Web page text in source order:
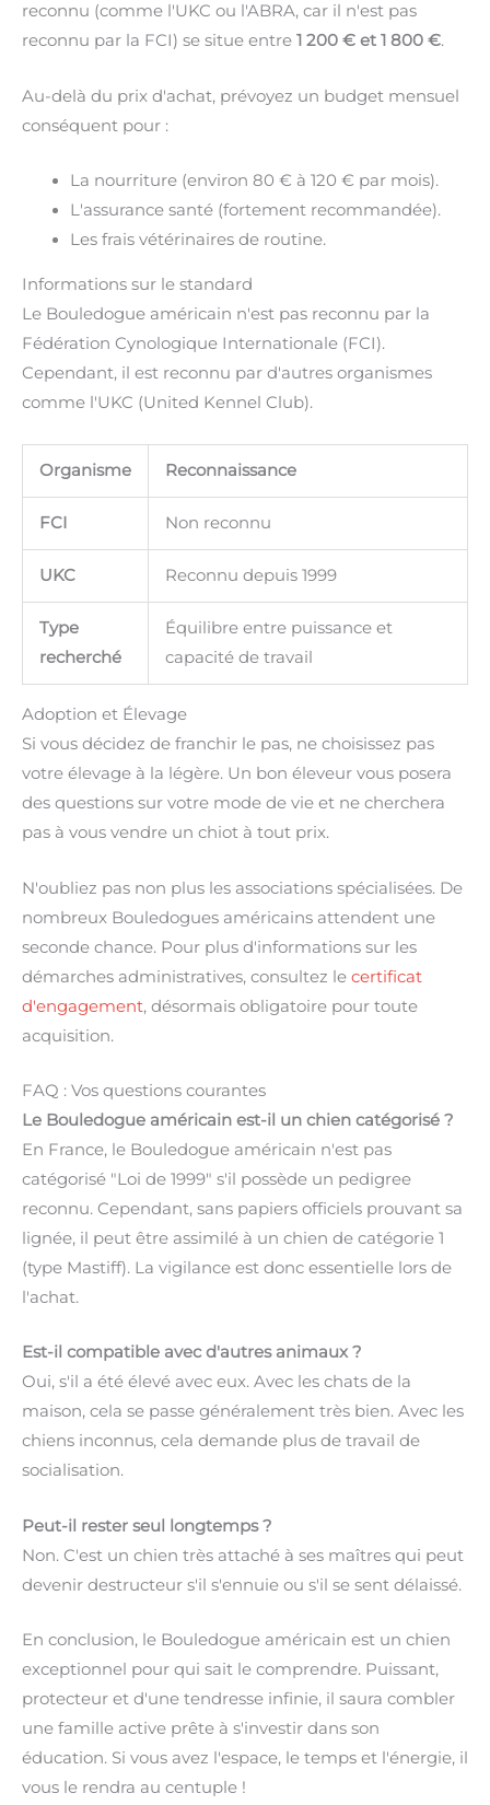
reconnu (comme l'UKC ou l'ABRA, car il n'est pas
reconnu par la FCI) se situe entre 1 200 € et 1 800 €.
Au-delà du prix d'achat, prévoyez un budget mensuel
conséquent pour :
La nourriture (environ 80 € à 120 € par mois).
L'assurance santé (fortement recommandée).
Les frais vétérinaires de routine.
Informations sur le standard
Le Bouledogue américain n'est pas reconnu par la
Fédération Cynologique Internationale (FCI).
Cependant, il est reconnu par d'autres organismes
comme l'UKC (United Kennel Club).
Organisme Reconnaissance
FCI Non reconnu
UKC Reconnu depuis 1999
Type
recherché
Équilibre entre puissance et
capacité de travail
Adoption et Élevage
Si vous décidez de franchir le pas, ne choisissez pas
votre élevage à la légère. Un bon éleveur vous posera
des questions sur votre mode de vie et ne cherchera
pas à vous vendre un chiot à tout prix.
N'oubliez pas non plus les associations spécialisées. De
nombreux Bouledogues américains attendent une
seconde chance. Pour plus d'informations sur les
démarches administratives, consultez le certificat
d'engagement, désormais obligatoire pour toute
acquisition.
FAQ : Vos questions courantes
Le Bouledogue américain est-il un chien catégorisé ?
En France, le Bouledogue américain n'est pas
catégorisé "Loi de 1999" s'il possède un pedigree
reconnu. Cependant, sans papiers officiels prouvant sa
lignée, il peut être assimilé à un chien de catégorie 1
(type Mastiff). La vigilance est donc essentielle lors de
l'achat.
Est-il compatible avec d'autres animaux ?
Oui, s'il a été élevé avec eux. Avec les chats de la
maison, cela se passe généralement très bien. Avec les
chiens inconnus, cela demande plus de travail de
socialisation.
Peut-il rester seul longtemps ?
Non. C'est un chien très attaché à ses maîtres qui peut
devenir destructeur s'il s'ennuie ou s'il se sent délaissé.
En conclusion, le Bouledogue américain est un chien
exceptionnel pour qui sait le comprendre. Puissant,
protecteur et d'une tendresse infinie, il saura combler
une famille active prête à s'investir dans son
éducation. Si vous avez l'espace, le temps et l'énergie, il
vous le rendra au centuple !